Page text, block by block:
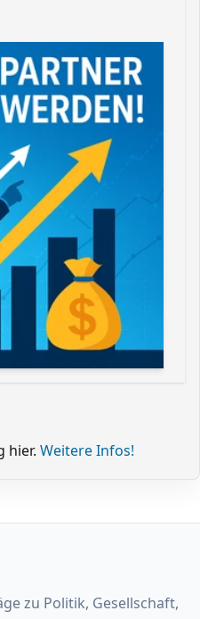
hier. Weitere Infos!
zu Politik, Gesellschaft,